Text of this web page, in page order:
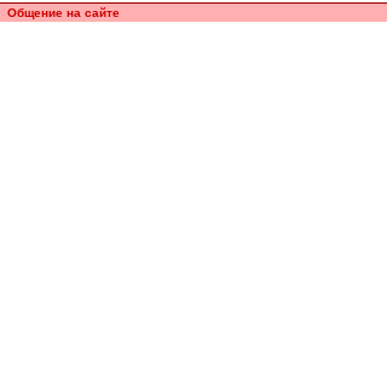
Общение на сайте